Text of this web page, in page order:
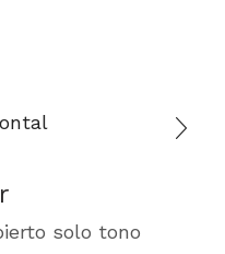
solo tono